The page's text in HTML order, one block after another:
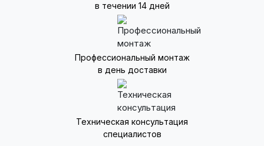
в течении 14 дней
Профессиональный монтаж
в день доставки
Техническая консультация
специалистов